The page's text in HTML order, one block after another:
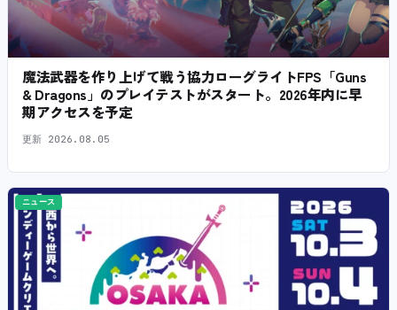
魔法武器を作り上げて戦う協力ローグライトFPS「Guns
& Dragons」のプレイテストがスタート。2026年内に早
期アクセスを予定
更新 2026.08.05
ニュース